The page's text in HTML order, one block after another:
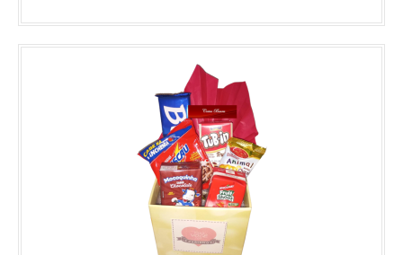
Box Café 1
***** Este produto deve ser pedido com no mínimo 2 horas de
antecedência para entregas no ..
R$50,00
Falar no WhatsApp